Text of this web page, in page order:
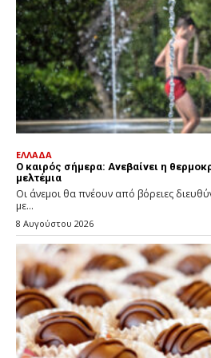
ΕΛΛΑΔΑ
Ο καιρός σήμερα: Ανεβαίνει η
μελτέμια
Οι άνεμοι θα πνέουν από βόρειες
με...
8 Αυγούστου 2026